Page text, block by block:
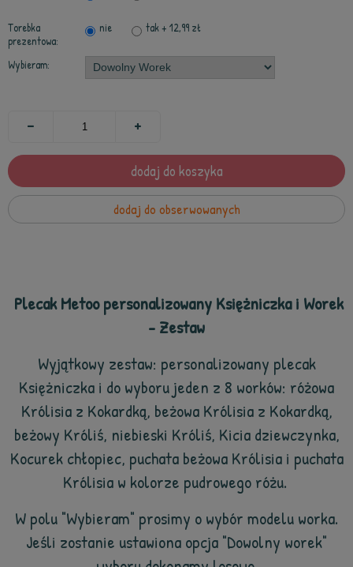
Torebka
prezentowa:
nie tak+ 12,99 zł
Wybieram:
dodaj do koszyka
dodaj do obserwowanych
Plecak Metoo personalizowany Księżniczka i Worek
- Zestaw
Wyjątkowy zestaw: personalizowany plecak
Księżniczka i do wyboru jeden z 8 worków: różowa
Królisia z Kokardką, beżowa Królisia z Kokardką,
beżowy Króliś, niebieski Króliś, Kicia dziewczynka,
Kocurek chłopiec, puchata beżowa Królisia i puchata
Królisia w kolorze pudrowego różu.
W polu "Wybieram" prosimy o wybór modelu worka.
Jeśli zostanie ustawiona opcja "Dowolny worek"